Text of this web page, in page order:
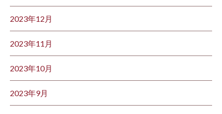
2023年12月
2023年11月
2023年10月
2023年9月